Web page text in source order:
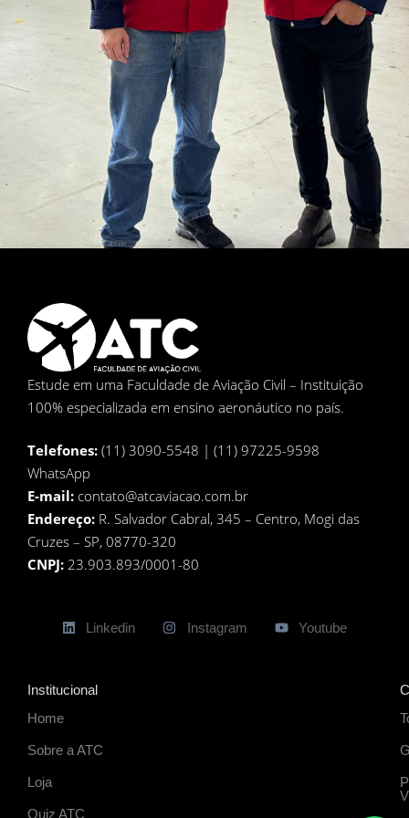
Estude em uma Faculdade de Aviação Civil – Instituição
100% especializada em ensino aeronáutico no país.
Telefones: (11) 3090-5548 | (11) 97225-9598
WhatsApp
E-mail: contato@atcaviacao.com.br
Endereço: R. Salvador Cabral, 345 – Centro, Mogi das
Cruzes – SP, 08770-320
CNPJ: 23.903.893/0001-80
Linkedin Instagram Youtube
Institucional
Home
Sobre a ATC
Loja
Quiz ATC